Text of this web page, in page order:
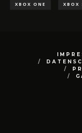
XBOX ONE XBOX